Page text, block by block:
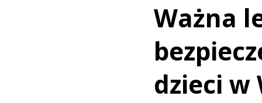
Ważna
dzieci w